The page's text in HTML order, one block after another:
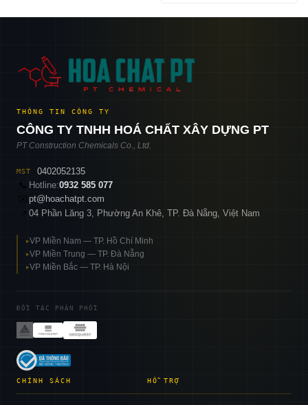
THÔNG TIN CÔNG TY
CÔNG TY TNHH HOÁ CHẤT XÂY DỰNG PT
PT Construction Chemicals Co., Ltd.
MST
0402052135
📞 Hotline:0932 585 077
pt@hoachatpt.com
📍 04 Phần Lăng 3, Phường An Khê, TP. Đà Nẵng, Việt Nam
▸VP Miền Nam — TP. Hồ Chí Minh
▸VP Miền Trung — TP. Đà Nẵng
▸VP Miền Bắc — TP. Hà Nội
ĐỐI TÁC PHÂN PHỐI
CHÍNH SÁCH HỖ TRỢ